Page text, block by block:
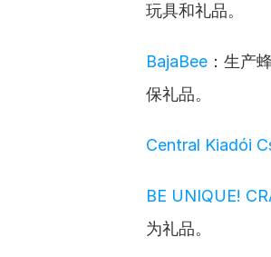
玩具和礼品。
BajaBee ：生产
保礼品。
Central Kiadói
BE UNIQUE!
为礼品。